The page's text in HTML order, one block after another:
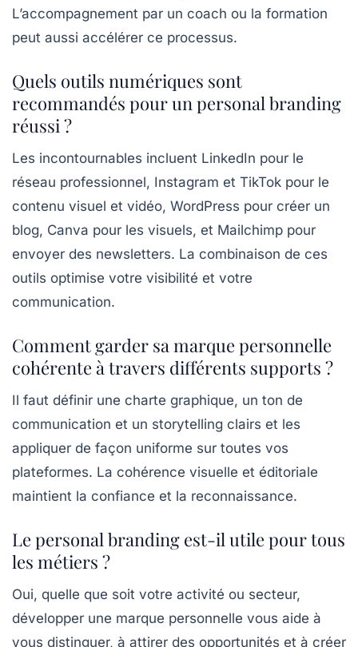
L’accompagnement par un coach ou la formation
peut aussi accélérer ce processus.
Quels outils numériques sont
recommandés pour un personal branding
réussi ?
Les incontournables incluent LinkedIn pour le
réseau professionnel, Instagram et TikTok pour le
contenu visuel et vidéo, WordPress pour créer un
blog, Canva pour les visuels, et Mailchimp pour
envoyer des newsletters. La combinaison de ces
outils optimise votre visibilité et votre
communication.
Comment garder sa marque personnelle
cohérente à travers différents supports ?
Il faut définir une charte graphique, un ton de
communication et un storytelling clairs et les
appliquer de façon uniforme sur toutes vos
plateformes. La cohérence visuelle et éditoriale
maintient la confiance et la reconnaissance.
Le personal branding est-il utile pour tous
les métiers ?
Oui, quelle que soit votre activité ou secteur,
développer une marque personnelle vous aide à
vous distinguer, à attirer des opportunités et à créer